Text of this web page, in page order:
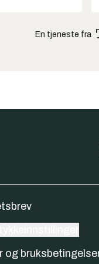
En tjeneste fra
og